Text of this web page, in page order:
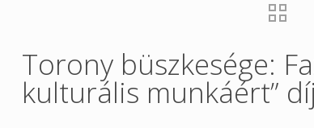
Torony büszkesége:
kulturális munkáért”